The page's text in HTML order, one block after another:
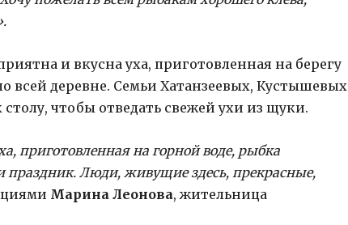
и вкусна уха, приготовленная на берегу
всей деревне. Семьи Хатанзеевых, Кустышевых
чтобы отведать свежей ухи из щуки.
приготовленная на горной воде, рыбка
праздник. Люди, живущие здесь, прекрасные,
Марина Леонова, жительница